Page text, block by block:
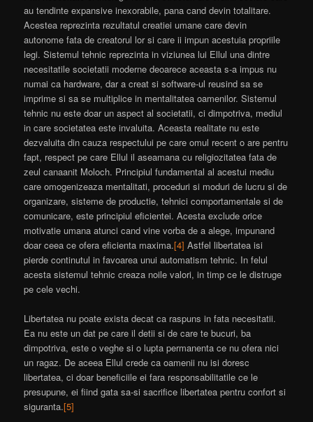
au tendinte expansive inexorabile, pana cand devin totalitare.
Acestea reprezinta rezultatul creatiei umane care devin
autonome fata de creatorul lor si care ii impun acestuia propriile
legi. Sistemul tehnic reprezinta in viziunea lui Ellul una dintre
necesitatile societatii moderne deoarece aceasta s-a impus nu
numai ca hardware, dar a creat si software-ul reusind sa se
imprime si sa se multiplice in mentalitatea oamenilor. Sistemul
tehnic nu este doar un aspect al societatii, ci dimpotriva, mediul
in care societatea este invaluita. Aceasta realitate nu este
dezvaluita din cauza respectului pe care omul recent o are pentru
fapt, respect pe care Ellul il aseamana cu religiozitatea fata de
zeul canaanit Moloch. Principiul fundamental al acestui mediu
care omogenizeaza mentalitati, proceduri si moduri de lucru si de
organizare, sisteme de productie, tehnici comportamentale si de
comunicare, este principiul eficientei. Acesta exclude orice
motivatie umana atunci cand vine vorba de a alege, impunand
doar ceea ce ofera eficienta maxima.[4] Astfel libertatea isi
pierde continutul in favoarea unui automatism tehnic. In felul
acesta sistemul tehnic creaza noile valori, in timp ce le distruge
pe cele vechi.
Libertatea nu poate exista decat ca raspuns in fata necesitatii.
Ea nu este un dat pe care il detii si de care te bucuri, ba
dimpotriva, este o veghe si o lupta permanenta ce nu ofera nici
un ragaz. De aceea Ellul crede ca oamenii nu isi doresc
libertatea, ci doar beneficiile ei fara responsabilitatile ce le
presupune, ei fiind gata sa-si sacrifice libertatea pentru confort si
siguranta.[5]